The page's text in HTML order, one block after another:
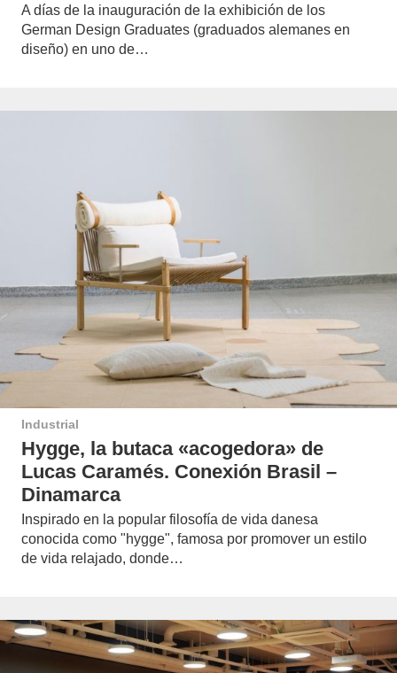
A días de la inauguración de la exhibición de los
German Design Graduates (graduados alemanes en
diseño) en uno de…
Industrial
Hygge, la butaca «acogedora» de
Lucas Caramés. Conexión Brasil –
Dinamarca
Inspirado en la popular filosofía de vida danesa
conocida como "hygge", famosa por promover un estilo
de vida relajado, donde…